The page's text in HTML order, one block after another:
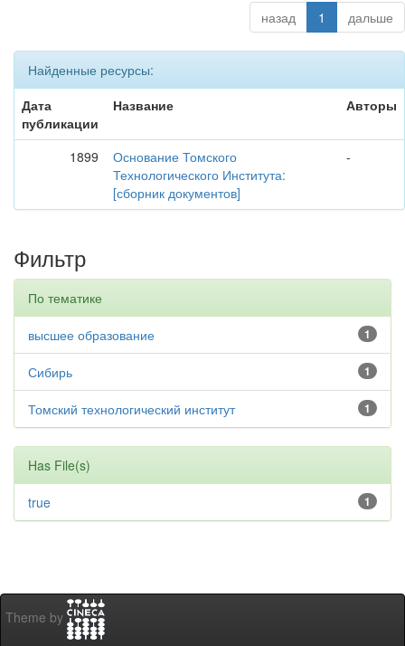
назад 1 дальше
Найденные ресурсы:
Дата
публикации
Название Авторы
1899
Основание Томского
Технологического Института:
[сборник документов]
-
Фильтр
По тематике
1
высшее образование
1
Сибирь
1
Томский технологический институт
Has File(s)
1
true
Theme by